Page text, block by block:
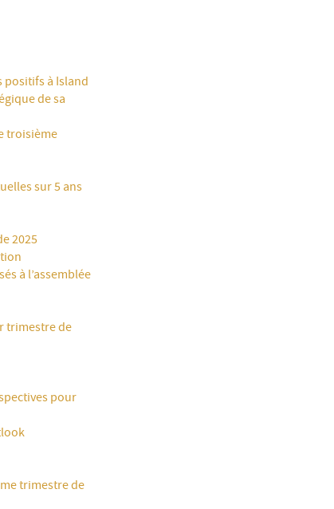
positifs à Island
de sa
troisième
sur 5 ans
2025
à l’assemblée
trimestre de
pour
trimestre de